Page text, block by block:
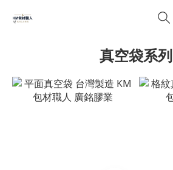
真空袋系列